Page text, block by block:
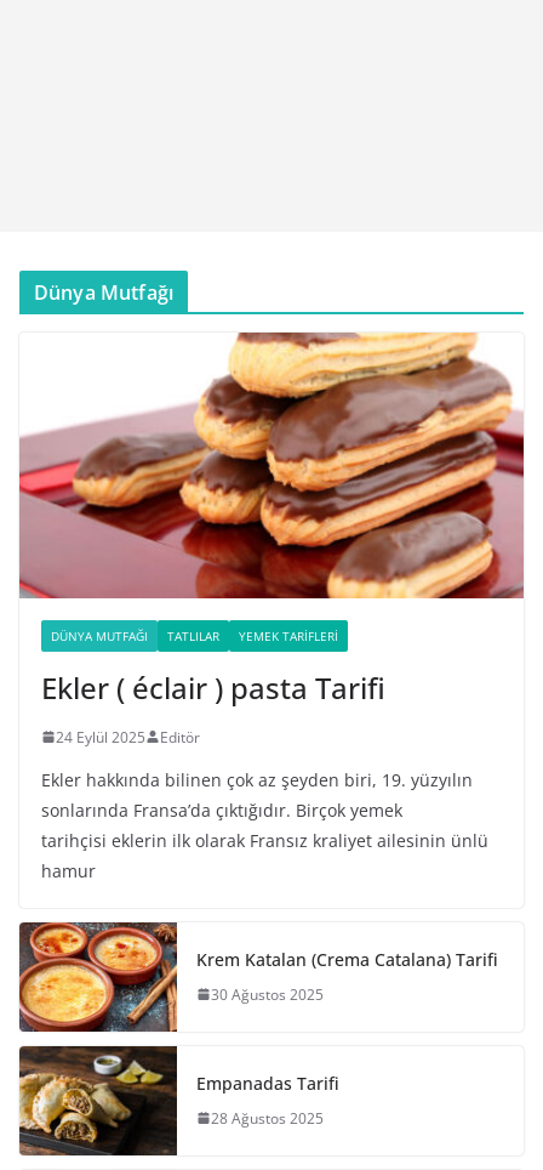
Dünya Mutfağı
DÜNYA MUTFAĞI TATLILAR YEMEK TARIFLERI
Ekler ( éclair ) pasta Tarifi
24 Eylül 2025 Editör
Ekler hakkında bilinen çok az şeyden biri, 19. yüzyılın
sonlarında Fransa’da çıktığıdır. Birçok yemek
tarihçisi eklerin ilk olarak Fransız kraliyet ailesinin ünlü
hamur
Krem Katalan (Crema Catalana) Tarifi
30 Ağustos 2025
Empanadas Tarifi
28 Ağustos 2025